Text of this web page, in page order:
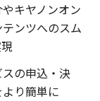
キヤノンオン
ンツへのスム
の申込・決
り簡単に